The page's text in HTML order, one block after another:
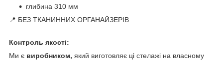
глибина 310 мм
📍 БЕЗ ТКАНИННИХ ОРГАНАЙЗЕРІВ
Контроль якості:
Ми є виробником, який виготовляє ці стелажі на власному